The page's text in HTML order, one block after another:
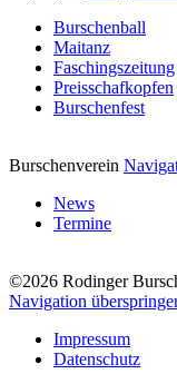
Burschenball
Maitanz
Faschingszeitung
Preisschafkopfen
Burschenfest
Burschenverein
News
Termine
©2026 Rodinger
Navigation
Impressum
Datenschutz